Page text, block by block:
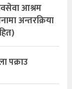
आश्रम
अन्तरक्रिया
पक्राउ